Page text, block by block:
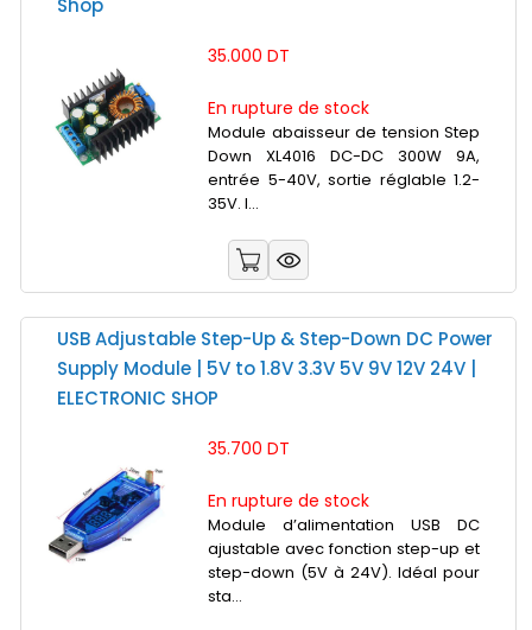
Shop
35.000 DT
En rupture de stock
Module abaisseur de tension Step
Down XL4016 DC-DC 300W 9A,
entrée 5-40V, sortie réglable 1.2-
35V. I...
USB Adjustable Step-Up & Step-Down DC Power
Supply Module | 5V to 1.8V 3.3V 5V 9V 12V 24V |
ELECTRONIC SHOP
35.700 DT
En rupture de stock
Module d’alimentation USB DC
ajustable avec fonction step-up et
step-down (5V à 24V). Idéal pour
sta...